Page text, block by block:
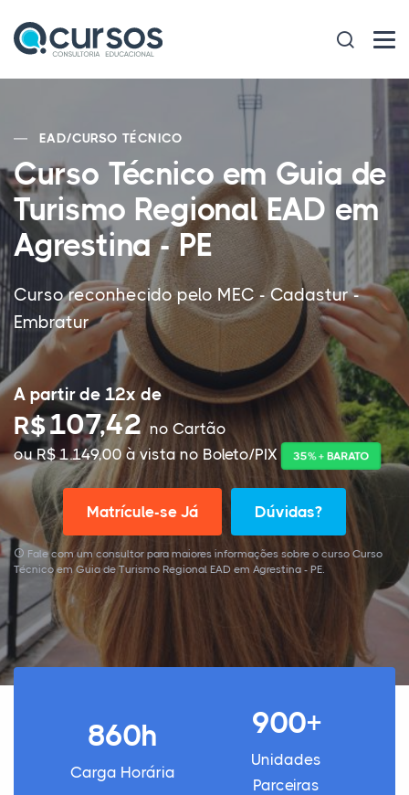
EAD/CURSO TÉCNICO
Curso Técnico em Guia de
Turismo Regional EAD em
Agrestina - PE
Curso reconhecido pelo MEC - Cadastur -
Embratur
A partir de 12x de
R$107,42no Cartão
ou R$ 1.149,00 à vista no Boleto/PIX
35% + BARATO
Matrícule-se Já Dúvidas?
Fale com um consultor para maiores informações sobre o curso Curso
Técnico em Guia de Turismo Regional EAD em Agrestina - PE.
860h
Carga Horária
900+
Unidades
Parceiras